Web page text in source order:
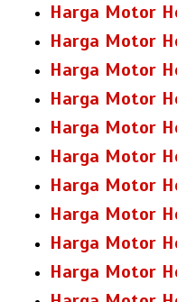
Harga Motor
Harga Motor
Harga Motor
Harga Motor
Harga Motor
Harga Motor
Harga Motor
Harga Motor
Harga Motor
Harga Motor